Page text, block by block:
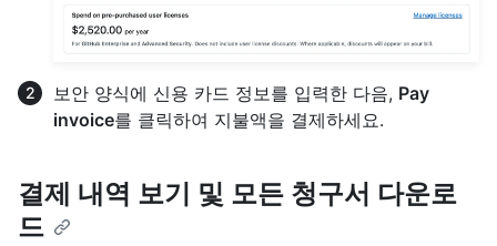
보안 양식에 신용 카드 정보를 입력한 다음, Pay
invoice를 클릭하여 지불액을 결제하세요.
결제 내역 보기 및 모든 청구서 다운로
드